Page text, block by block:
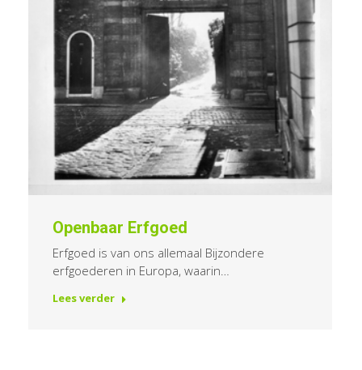
Openbaar Erfgoed
Erfgoed is van ons allemaal Bijzondere
erfgoederen in Europa, waarin…
Lees verder